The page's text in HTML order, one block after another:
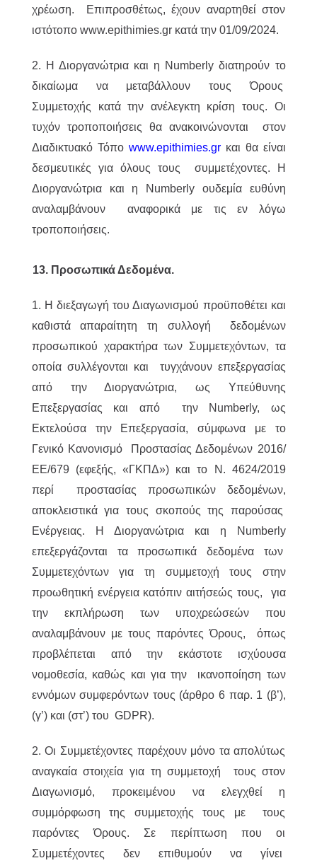
χρέωση. Επιπροσθέτως, έχουν αναρτηθεί στον
ιστότοπο www.epithimies.gr κατά την 01/09/2024.
2. Η Διοργανώτρια και η Numberly διατηρούν το
δικαίωμα να μεταβάλλουν τους Όρους
Συμμετοχής κατά την ανέλεγκτη κρίση τους. Οι
τυχόν τροποποιήσεις θα ανακοινώνονται στον
Διαδικτυακό Τόπο www.epithimies.gr και θα είναι
δεσμευτικές για όλους τους συμμετέχοντες. Η
Διοργανώτρια και η Numberly ουδεμία ευθύνη
αναλαμβάνουν αναφορικά με τις εν λόγω
τροποποιήσεις.
13. Προσωπικά Δεδομένα.
1. Η διεξαγωγή του Διαγωνισμού προϋποθέτει και
καθιστά απαραίτητη τη συλλογή δεδομένων
προσωπικού χαρακτήρα των Συμμετεχόντων, τα
οποία συλλέγονται και τυγχάνουν επεξεργασίας
από την Διοργανώτρια, ως Υπεύθυνης
Επεξεργασίας και από την Numberly, ως
Εκτελούσα την Επεξεργασία, σύμφωνα με το
Γενικό Κανονισμό Προστασίας Δεδομένων 2016/
ΕΕ/679 (εφεξής, «ΓΚΠΔ») και το Ν. 4624/2019
περί προστασίας προσωπικών δεδομένων,
αποκλειστικά για τους σκοπούς της παρούσας
Ενέργειας. Η Διοργανώτρια και η Numberly
επεξεργάζονται τα προσωπικά δεδομένα των
Συμμετεχόντων για τη συμμετοχή τους στην
προωθητική ενέργεια κατόπιν αιτήσεώς τους, για
την εκπλήρωση των υποχρεώσεών που
αναλαμβάνουν με τους παρόντες Όρους, όπως
προβλέπεται από την εκάστοτε ισχύουσα
νομοθεσία, καθώς και για την ικανοποίηση των
εννόμων συμφερόντων τους (άρθρο 6 παρ. 1 (β’),
(γ’) και (στ’) του GDPR).
2. Οι Συμμετέχοντες παρέχουν μόνο τα απολύτως
αναγκαία στοιχεία για τη συμμετοχή τους στον
Διαγωνισμό, προκειμένου να ελεγχθεί η
συμμόρφωση της συμμετοχής τους με τους
παρόντες Όρους. Σε περίπτωση που οι
Συμμετέχοντες δεν επιθυμούν να γίνει